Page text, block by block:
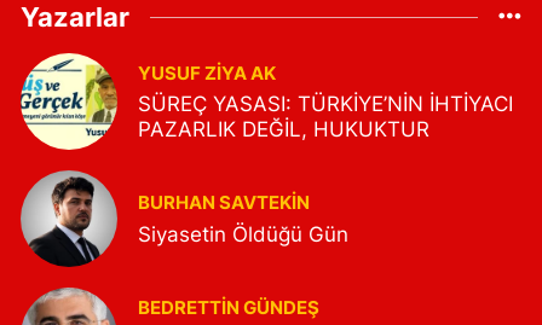
Yazarlar
YUSUF ZIYA AK
SÜREÇ YASASI: TÜRKİYE’NİN İHTİYACI
PAZARLIK DEĞİL, HUKUKTUR
BURHAN SAVTEKİN
Siyasetin Öldüğü Gün
BEDRETTIN GÜNDEŞ